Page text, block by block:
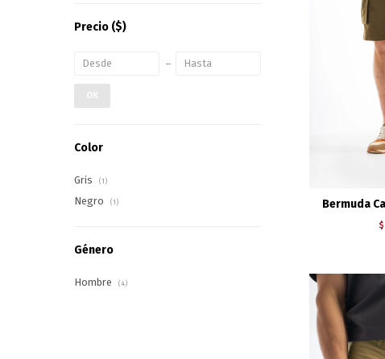
Bermuda
$
Precio ($)
OK
Color
Gris (1)
Negro (1)
Género
Hombre (4)